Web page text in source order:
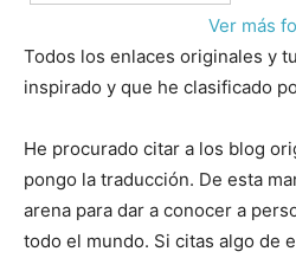
Ver más
Todos los enlaces originales y
inspirado y que he clasificado
He procurado citar a los blog
pongo la traducción. De esta
arena para dar a conocer a
todo el mundo. Si citas algo de